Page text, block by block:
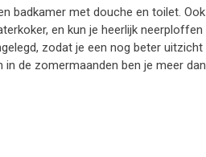
badkamer met douche en toilet. Ook
en kun je heerlijk neerploffen
zodat je een nog beter uitzicht
in de zomermaanden ben je meer dan